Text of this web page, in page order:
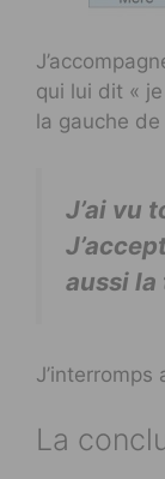
qui lui dit «
la gauche
J’ai vu
aussi la
La